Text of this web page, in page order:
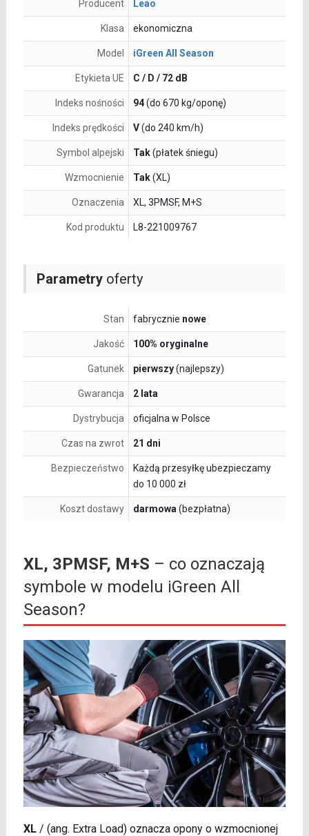
Parametryoferty
Stan fabrycznie nowe
Jakość 100% oryginalne
Gatunek pierwszy(najlepszy)
Gwarancja 2 lata
Dystrybucja oficjalna w Polsce
Czas na zwrot 21 dni
Bezpieczeństwo
Każdą przesyłkę ubezpieczamy
do 10 000 zł
Koszt dostawy darmowa (bezpłatna)
Producent Leao
Klasa ekonomiczna
Model iGreen All Season
Etykieta UE C / D / 72 dB
Indeks nośności 94(do 670 kg/oponę)
Indeks prędkości V(do 240 km/h)
Symbol alpejski Tak(płatek śniegu)
Wzmocnienie Tak(XL)
Oznaczenia XL, 3PMSF, M+S
Kod produktu L8-221009767
XL, 3PMSF, M+S – co oznaczają
symbole w modelu iGreen All
Season?
XL/ (ang. Extra Load) oznacza opony o wzmocnionej